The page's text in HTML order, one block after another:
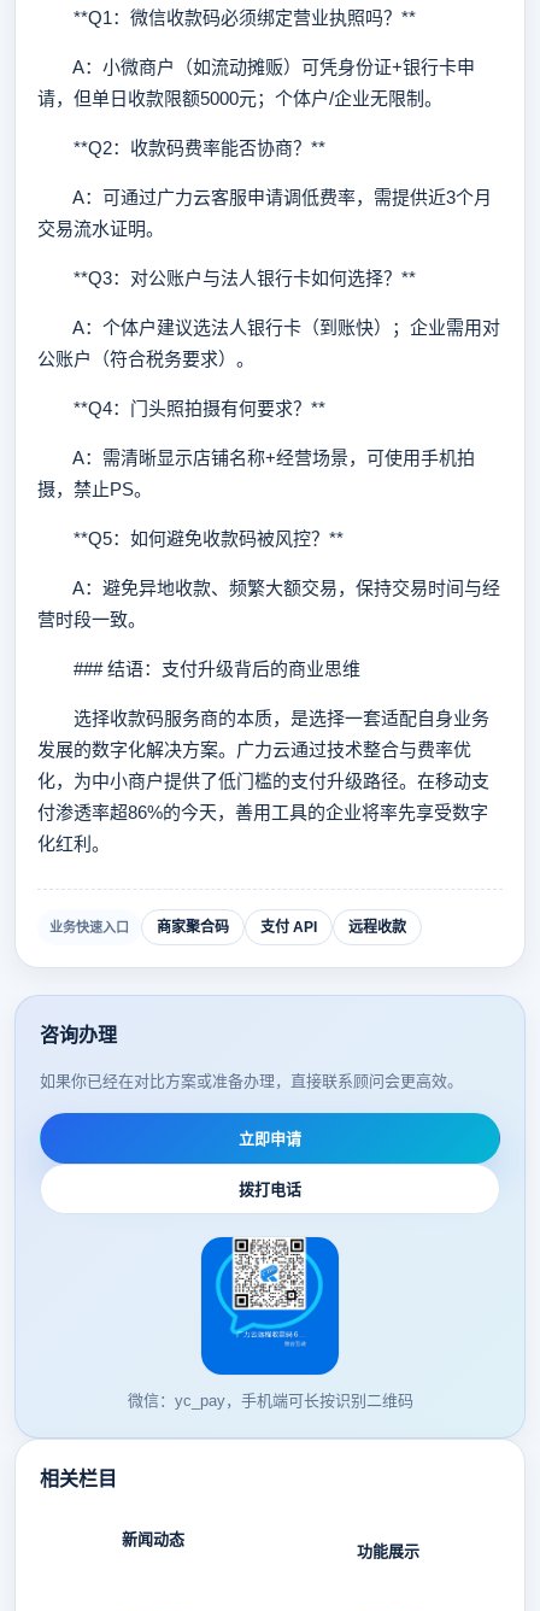
**Q1：微信收款码必须绑定营业执照吗？**
A：小微商户（如流动摊贩）可凭身份证+银行卡申
请，但单日收款限额5000元；个体户/企业无限制。
**Q2：收款码费率能否协商？**
A：可通过广力云客服申请调低费率，需提供近3个月
交易流水证明。
**Q3：对公账户与法人银行卡如何选择？**
A：个体户建议选法人银行卡（到账快）；企业需用对
公账户（符合税务要求）。
**Q4：门头照拍摄有何要求？**
A：需清晰显示店铺名称+经营场景，可使用手机拍
摄，禁止PS。
**Q5：如何避免收款码被风控？**
A：避免异地收款、频繁大额交易，保持交易时间与经
营时段一致。
### 结语：支付升级背后的商业思维
选择收款码服务商的本质，是选择一套适配自身业务
发展的数字化解决方案。广力云通过技术整合与费率优
化，为中小商户提供了低门槛的支付升级路径。在移动支
付渗透率超86%的今天，善用工具的企业将率先享受数字
化红利。
业务快速入口 商家聚合码 支付 API 远程收款
咨询办理
如果你已经在对比方案或准备办理，直接联系顾问会更高效。
立即申请
拨打电话
微信：yc_pay，手机端可长按识别二维码
相关栏目
新闻动态
功能展示